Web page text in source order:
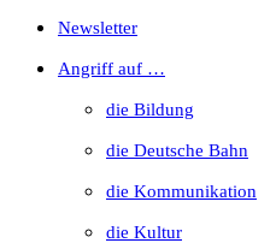
search
panel.
Newsletter
Angriff auf …
die Bildung
die Deutsche Bahn
die Kommunikation
die Kultur